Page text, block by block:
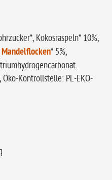
Kokosraspeln* 10%,
Mandelflocken* 5%,
Kontrollstelle: PL-EKO-